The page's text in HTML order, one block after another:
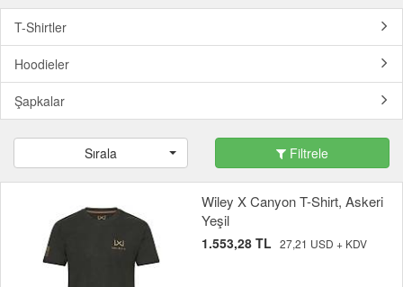
T-Shirtler
Hoodieler
Şapkalar
Sırala Filtrele
Wiley X Canyon T-Shirt, Askeri
Yeşil
1.553,28 TL 27,21 USD + KDV